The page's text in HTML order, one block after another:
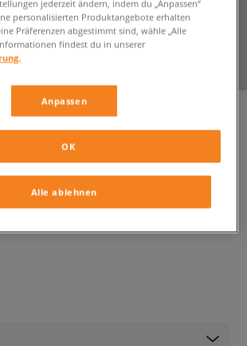
jederzeit ändern, indem du „Anpassen“
personalisierten Produktangebote erhalten
Präferenzen abgestimmt sind, wähle „Alle
findest du in unserer
Anpassen
Alle ablehnen
OK